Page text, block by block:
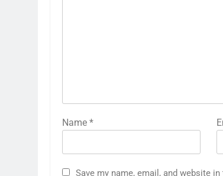
Name *
Save my name, email, and website